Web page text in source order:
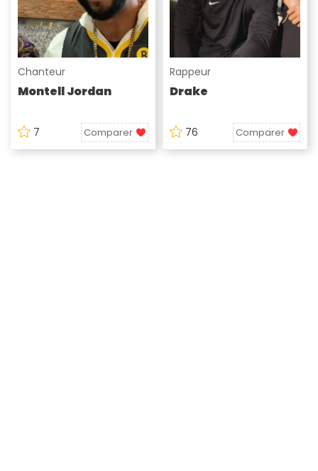
Chanteur
Montell Jordan
7 Comparer
Rappeur
Drake
76 Comparer